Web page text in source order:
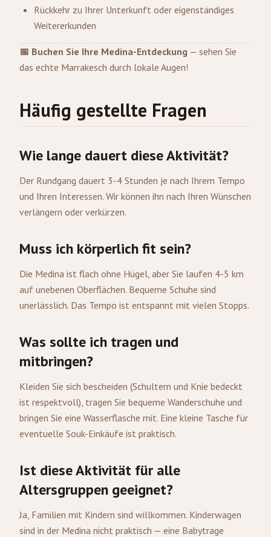
Rückkehr zu Ihrer Unterkunft oder eigenständiges
Weitererkunden
📅 Buchen Sie Ihre Medina-Entdeckung — sehen Sie
das echte Marrakesch durch lokale Augen!
Häufig gestellte Fragen
Wie lange dauert diese Aktivität?
Der Rundgang dauert 3-4 Stunden je nach Ihrem Tempo
und Ihren Interessen. Wir können ihn nach Ihren Wünschen
verlängern oder verkürzen.
Muss ich körperlich fit sein?
Die Medina ist flach ohne Hügel, aber Sie laufen 4-5 km
auf unebenen Oberflächen. Bequeme Schuhe sind
unerlässlich. Das Tempo ist entspannt mit vielen Stopps.
Was sollte ich tragen und
mitbringen?
Kleiden Sie sich bescheiden (Schultern und Knie bedeckt
ist respektvoll), tragen Sie bequeme Wanderschuhe und
bringen Sie eine Wasserflasche mit. Eine kleine Tasche für
eventuelle Souk-Einkäufe ist praktisch.
Ist diese Aktivität für alle
Altersgruppen geeignet?
Ja, Familien mit Kindern sind willkommen. Kinderwagen
sind in der Medina nicht praktisch — eine Babytrage